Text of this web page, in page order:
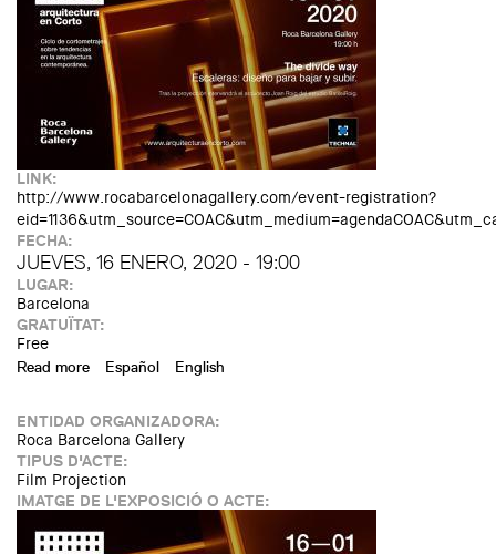
LINK:
http://www.rocabarcelonagallery.com/event-registration?
FECHA:
JUEVES, 16 ENERO, 2020 - 19:00
LUGAR:
Barcelona
GRATUÏTAT:
Free
Read more about Arquitectura en curt: Escales. Disseny per baixar i
Español English
ENTIDAD ORGANIZADORA:
Roca Barcelona Gallery
TIPUS D'ACTE:
Film Projection
IMATGE DE L'EXPOSICIÓ O ACTE: